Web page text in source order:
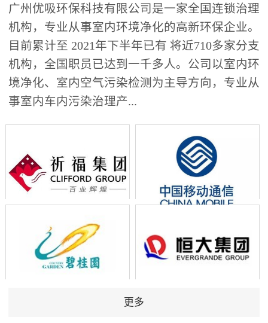
广州优吸环保科技有限公司是一家全国连锁治理
机构，专业从事室内环境净化的高新环保企业。
目前累计至 2021年下半年已有 将近710多家分支
机构，全国职员已达到一千多人。公司以室内环
境净化、室内空气污染检测为主导方向，专业从
事室内车内污染治理产...
更多